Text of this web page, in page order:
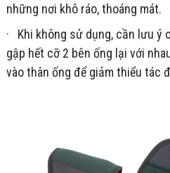
những nơi khô ráo, thoáng mát.
· Khi không sử dụng, cần lưu ý
gập hết cỡ 2 bên ống lại với
vào thân ống để giảm thiểu tác